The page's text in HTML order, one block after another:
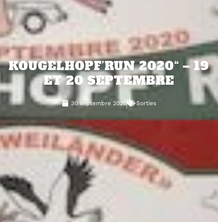
KOUGELHOPF’RUN 2020“ – 19
ET 20 SEPTEMBRE
30 septembre 2020 Sorties